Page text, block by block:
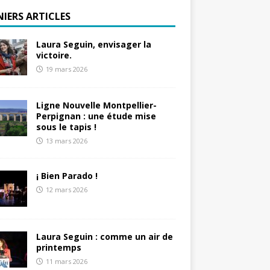
ARTICLES
Laura Seguin, envisager la
victoire.
19 mars 2026
Ligne Nouvelle Montpellier-
Perpignan : une étude mise
sous le tapis !
13 mars 2026
¡ Bien Parado !
12 mars 2026
Laura Seguin : comme un air de
printemps
11 mars 2026